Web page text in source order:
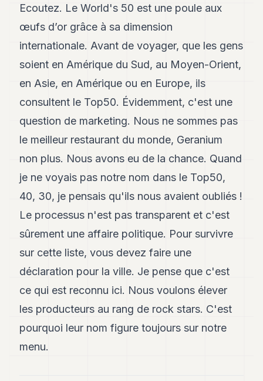
Ecoutez. Le World's 50 est une poule aux
œufs d’or grâce à sa dimension
internationale. Avant de voyager, que les gens
soient en Amérique du Sud, au Moyen-Orient,
en Asie, en Amérique ou en Europe, ils
consultent le Top50. Évidemment, c'est une
question de marketing. Nous ne sommes pas
le meilleur restaurant du monde, Geranium
non plus. Nous avons eu de la chance. Quand
je ne voyais pas notre nom dans le Top50,
40, 30, je pensais qu'ils nous avaient oubliés !
Le processus n'est pas transparent et c'est
sûrement une affaire politique. Pour survivre
sur cette liste, vous devez faire une
déclaration pour la ville. Je pense que c'est
ce qui est reconnu ici. Nous voulons élever
les producteurs au rang de rock stars. C'est
pourquoi leur nom figure toujours sur notre
menu.